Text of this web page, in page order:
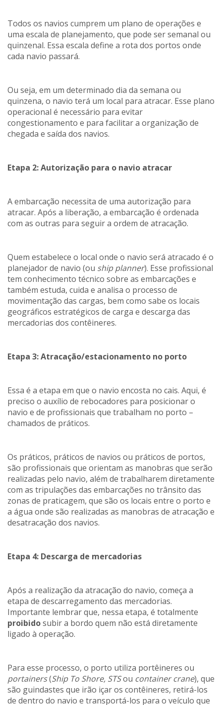
Todos os navios cumprem um plano de operações e
uma escala de planejamento, que pode ser semanal ou
quinzenal. Essa escala define a rota dos portos onde
cada navio passará.
Ou seja, em um determinado dia da semana ou
quinzena, o navio terá um local para atracar. Esse plano
operacional é necessário para evitar
congestionamento e para facilitar a organização de
chegada e saída dos navios.
Etapa 2: Autorização para o navio atracar
A embarcação necessita de uma autorização para
atracar. Após a liberação, a embarcação é ordenada
com as outras para seguir a ordem de atracação.
Quem estabelece o local onde o navio será atracado é o
planejador de navio (ou ship planner). Esse profissional
tem conhecimento técnico sobre as embarcações e
também estuda, cuida e analisa o processo de
movimentação das cargas, bem como sabe os locais
geográficos estratégicos de carga e descarga das
mercadorias dos contêineres.
Etapa 3: Atracação/estacionamento no porto
Essa é a etapa em que o navio encosta no cais. Aqui, é
preciso o auxílio de rebocadores para posicionar o
navio e de profissionais que trabalham no porto –
chamados de práticos.
Os práticos, práticos de navios ou práticos de portos,
são profissionais que orientam as manobras que serão
realizadas pelo navio, além de trabalharem diretamente
com as tripulações das embarcações no trânsito das
zonas de praticagem, que são os locais entre o porto e
a água onde são realizadas as manobras de atracação e
desatracação dos navios.
Etapa 4: Descarga de mercadorias
Após a realização da atracação do navio, começa a
etapa de descarregamento das mercadorias.
Importante lembrar que, nessa etapa, é totalmente
proibidosubir a bordo quem não está diretamente
ligado à operação.
Para esse processo, o porto utiliza portêineres ou
portainers(Ship To Shore, STSou container crane), que
são guindastes que irão içar os contêineres, retirá-los
de dentro do navio e transportá-los para o veículo que